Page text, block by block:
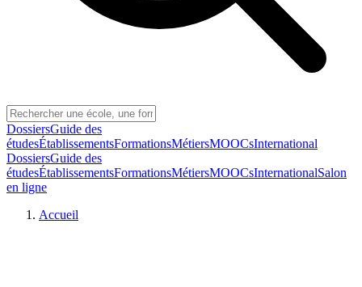
DossiersGuide des
étudesÉtablissementsFormationsMétiersMOOCsInternational
DossiersGuide des
étudesÉtablissementsFormationsMétiersMOOCsInternationalSalon
en ligne
Accueil